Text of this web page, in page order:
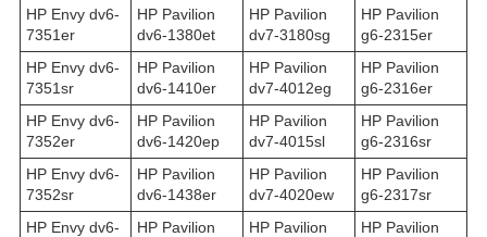
HP Envy dv6-
7351er
HP Pavilion
dv6-1380et
HP Pavilion
dv7-3180sg
HP Pavilion
g6-2315er
HP Envy dv6-
7351sr
HP Pavilion
dv6-1410er
HP Pavilion
dv7-4012eg
HP Pavilion
g6-2316er
HP Envy dv6-
7352er
HP Pavilion
dv6-1420ep
HP Pavilion
dv7-4015sl
HP Pavilion
g6-2316sr
HP Envy dv6-
7352sr
HP Pavilion
dv6-1438er
HP Pavilion
dv7-4020ew
HP Pavilion
g6-2317sr
HP Envy dv6-
HP Pavilion
HP Pavilion
HP Pavilion